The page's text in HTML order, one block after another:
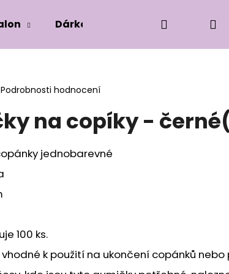
Dárková edice Příslušenství
Podrobnosti hodnocení
na copíky -
jednobarevné
100 ks.
vhodné k použití na ukončení copánků